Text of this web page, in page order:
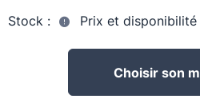
Stock : Prix et disponibilité
Choisir son